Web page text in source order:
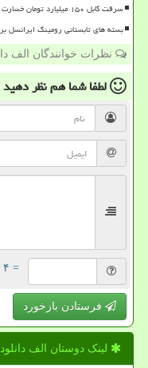
سرقت کابل ۱۵۰ میلیارد تومان خسارت زد
بسته های تابستانی رومینگ ایرانسل
نظرات خوانندگان الف
لطفا شما همنظر دهید
= ۴ بعلاوه ۵
فرستادن بازخورد
لینک دوستان الف دانلود